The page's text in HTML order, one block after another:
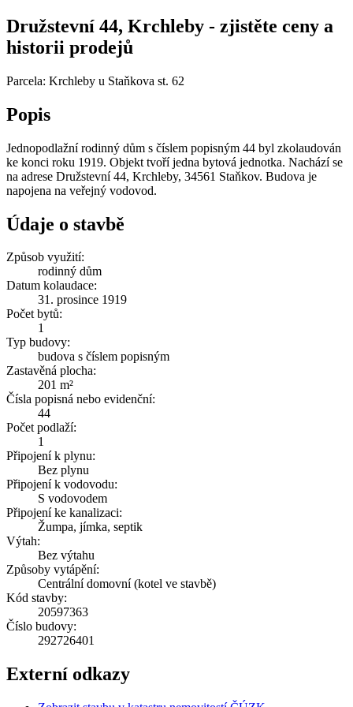
Družstevní 44, Krchleby - zjistěte ceny a
historii prodejů
Parcela: Krchleby u Staňkova st. 62
Popis
Jednopodlažní rodinný dům s číslem popisným 44 byl zkolaudován
ke konci roku 1919. Objekt tvoří jedna bytová jednotka. Nachází se
na adrese Družstevní 44, Krchleby, 34561 Staňkov. Budova je
napojena na veřejný vodovod.
Údaje o stavbě
Způsob využití:
rodinný dům
Datum kolaudace:
31. prosince 1919
Počet bytů:
1
Typ budovy:
budova s číslem popisným
Zastavěná plocha:
201 m²
Čísla popisná nebo evidenční:
44
Počet podlaží:
1
Připojení k plynu:
Bez plynu
Připojení k vodovodu:
S vodovodem
Připojení ke kanalizaci:
Žumpa, jímka, septik
Výtah:
Bez výtahu
Způsoby vytápění:
Centrální domovní (kotel ve stavbě)
Kód stavby:
20597363
Číslo budovy:
292726401
Externí odkazy